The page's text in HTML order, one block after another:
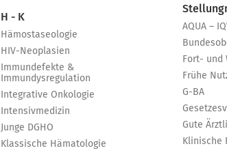
H - K
Hämostaseologie
HIV-Neoplasien
Immundefekte &
Immundysregulation
Integrative Onkologie
Intensivmedizin
Junge DGHO
Klassische Hämatologie
AQUA –
Fort- und
Frühe
G-BA
Gute
Klinische